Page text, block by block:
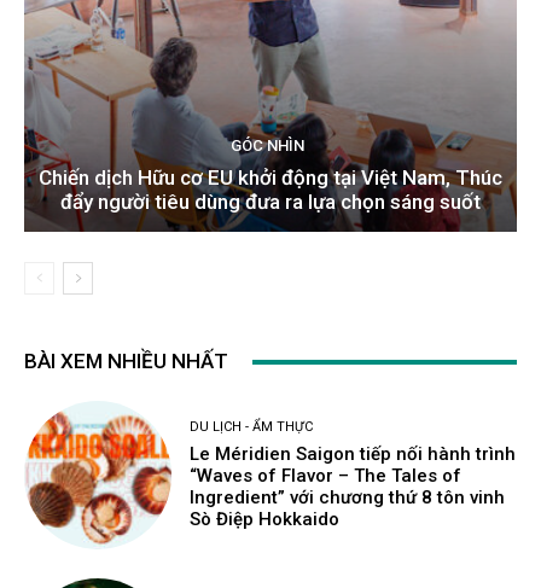
GÓC NHÌN
Chiến dịch Hữu cơ EU khởi động tại Việt Nam, Thúc
đẩy người tiêu dùng đưa ra lựa chọn sáng suốt
BÀI XEM NHIỀU NHẤT
DU LỊCH - ẨM THỰC
Le Méridien Saigon tiếp nối hành trình
“Waves of Flavor – The Tales of
Ingredient” với chương thứ 8 tôn vinh
Sò Điệp Hokkaido